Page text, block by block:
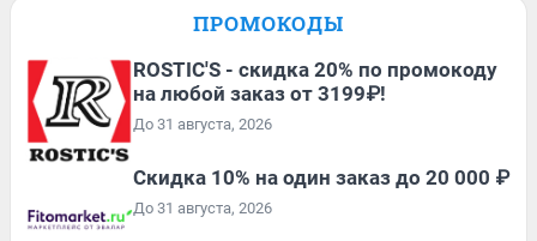
ПРОМОКОДЫ
ROSTIC'S - скидка 20% по промокоду
на любой заказ от 3199₽!
До 31 августа, 2026
Скидка 10% на один заказ до 20 000 ₽
До 31 августа, 2026